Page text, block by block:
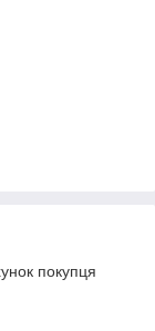
покупця